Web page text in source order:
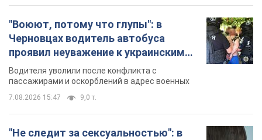
"Воюют, потому что глупы": в
Черновцах водитель автобуса
проявил неуважение к украинским
военным и поплатился за это.
Видео
Водителя уволили после конфликта с
пассажирами и оскорблений в адрес военных
7.08.2026 15:47 9,0 т.
"Не следит за сексуальностью": в